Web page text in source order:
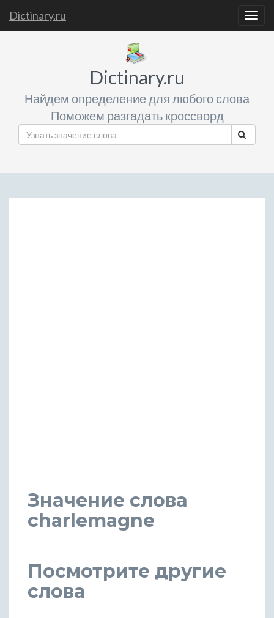
Dictinary.ru
Dictinary.ru
Найдем определение для любого слова
Поможем разгадать кроссворд
Значение слова
charlemagne
Посмотрите другие
слова